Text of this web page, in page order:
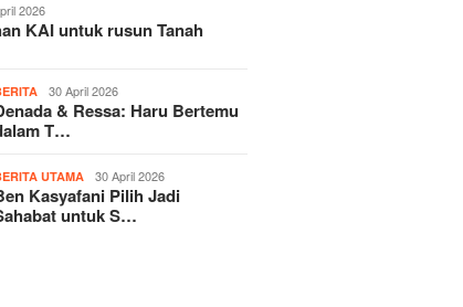
2026
KAI untuk rusun Tanah
30 April 2026
& Ressa: Haru Bertemu
T…
UTAMA 30 April 2026
Kasyafani Pilih Jadi
untuk S…